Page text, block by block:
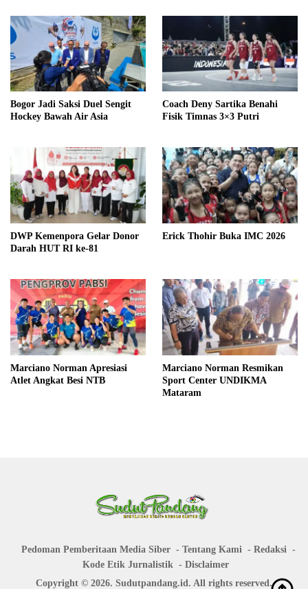
Bogor Jadi Saksi Duel Sengit
Hockey Bawah Air Asia
Coach Deny Sartika Benahi
Fisik Timnas 3×3 Putri
DWP Kemenpora Gelar Donor
Darah HUT RI ke-81
Erick Thohir Buka IMC 2026
Marciano Norman Apresiasi
Atlet Angkat Besi NTB
Marciano Norman Resmikan
Sport Center UNDIKMA
Mataram
Pedoman Pemberitaan Media Siber Tentang Kami
Redaksi
Kode Etik Jurnalistik
Disclaimer
Copyright © 2026. Sudutpandang.id. All rights reserved.